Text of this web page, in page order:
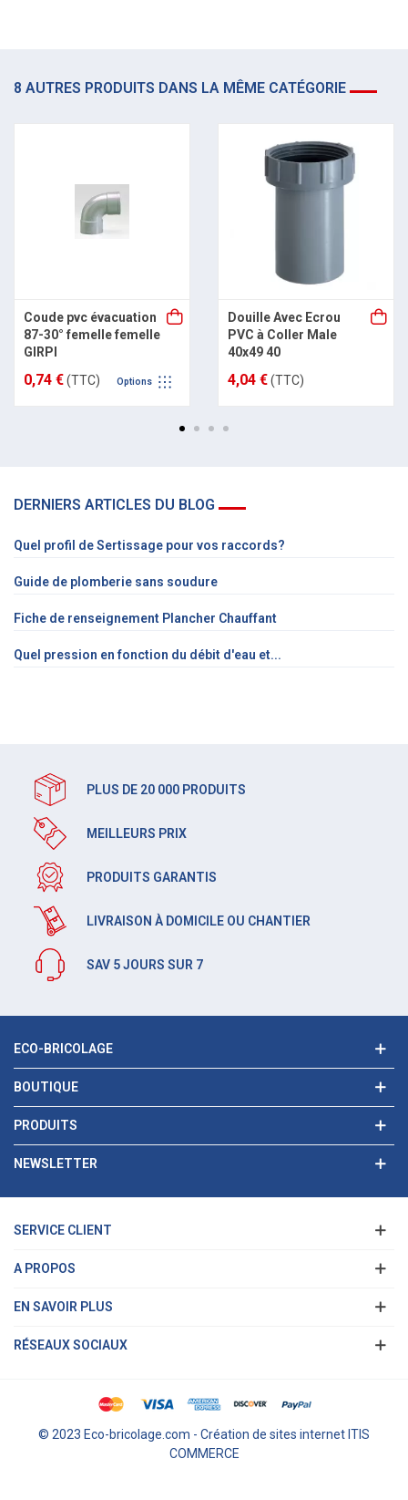
8 AUTRES PRODUITS DANS LA MÊME CATÉGORIE
Coude pvc évacuation
87-30° femelle femelle
GIRPI
0,74 €(TTC) Options
Douille Avec Ecrou
PVC à Coller Male
40x49 40
4,04 €(TTC)
DERNIERS ARTICLES DU BLOG
Quel profil de Sertissage pour vos raccords?
Guide de plomberie sans soudure
Fiche de renseignement Plancher Chauffant
Quel pression en fonction du débit d'eau et...
PLUS DE 20 000 PRODUITS
MEILLEURS PRIX
PRODUITS GARANTIS
LIVRAISON À DOMICILE OU CHANTIER
SAV 5 JOURS SUR 7
ECO-BRICOLAGE
BOUTIQUE
PRODUITS
NEWSLETTER
SERVICE CLIENT
A PROPOS
EN SAVOIR PLUS
RÉSEAUX SOCIAUX
© 2023 Eco-bricolage.com - Création de sites internet ITIS
COMMERCE